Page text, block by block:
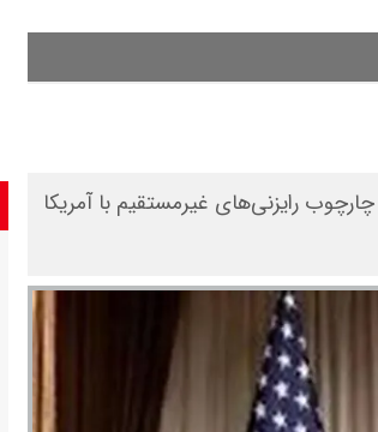
رایزنی‌های غیرمستقیم با آمریکا